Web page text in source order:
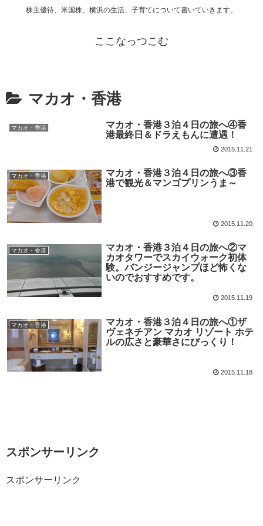
株主優待、米国株、横浜の生活、子育てについて書いていきます。
ここなっつこむ
マカオ・香港
マカオ・香港
マカオ・香港３泊４日の旅へ④香
港最終日＆ドラえもんに遭遇！
2015.11.21
マカオ・香港
マカオ・香港３泊４日の旅へ③香
港で観光＆マンゴプリンうま～
2015.11.20
マカオ・香港
マカオ・香港３泊４日の旅へ②マ
カオタワーでスカイウォーク初体
験。バンジージャンプほど怖くな
いのでおすすめです。
2015.11.19
マカオ・香港
マカオ・香港３泊４日の旅へ①ザ
ヴェネチアン マカオ リゾート ホテ
ルの広さと豪華さにびっくり！
2015.11.18
スポンサーリンク
スポンサーリンク